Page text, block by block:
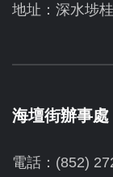
地址：深水埗
海壇街辦事處
電話：(852)